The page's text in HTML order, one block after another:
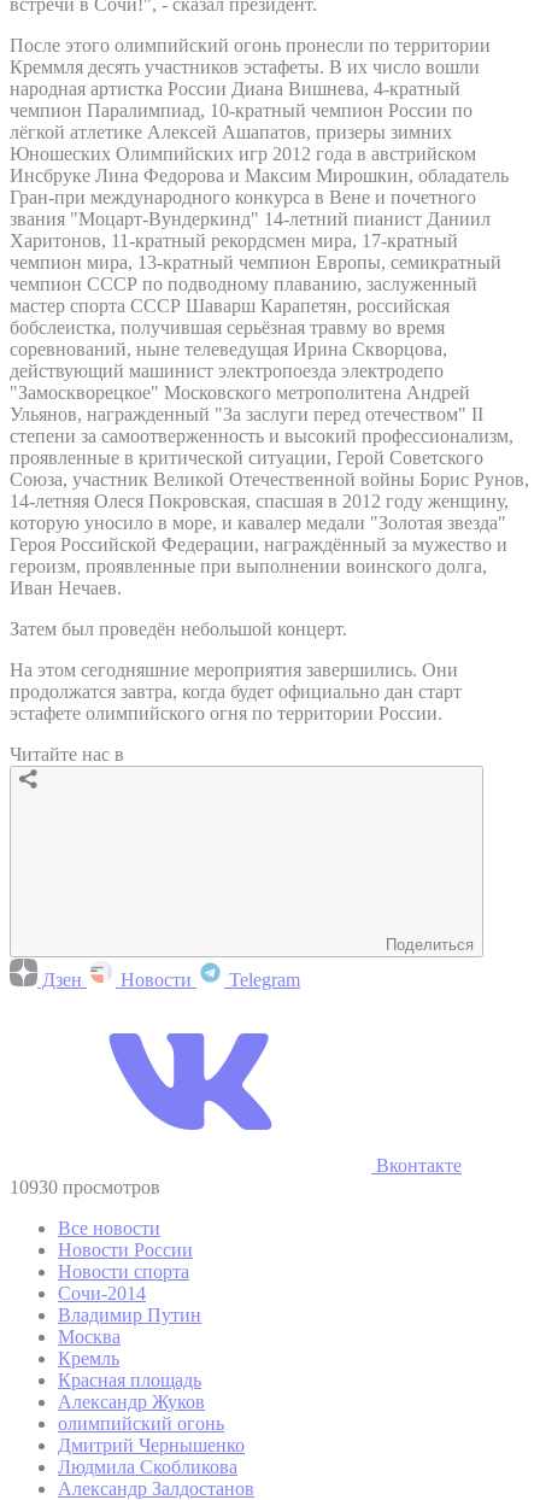
После этого олимпийский огонь пронесли по территории
Креммля десять участников эстафеты. В их число вошли
народная артистка России Диана Вишнева, 4-кратный
чемпион Паралимпиад, 10-кратный чемпион России по
лёгкой атлетике Алексей Ашапатов, призеры зимних
Юношеских Олимпийских игр 2012 года в австрийском
Инсбруке Лина Федорова и Максим Мирошкин, обладатель
Гран-при международного конкурса в Вене и почетного
звания "Моцарт-Вундеркинд" 14-летний пианист Даниил
Харитонов, 11-кратный рекордсмен мира, 17-кратный
чемпион мира, 13-кратный чемпион Европы, семикратный
чемпион СССР по подводному плаванию, заслуженный
мастер спорта СССР Шаварш Карапетян, российская
бобслеистка, получившая серьёзная травму во время
соревнований, ныне телеведущая Ирина Скворцова,
действующий машинист электропоезда электродепо
"Замоскворецкое" Московского метрополитена Андрей
Ульянов, награжденный "За заслуги перед отечеством" II
степени за самоотверженность и высокий профессионализм,
проявленные в критической ситуации, Герой Советского
Союза, участник Великой Отечественной войны Борис Рунов,
14-летняя Олеся Покровская, спасшая в 2012 году женщину,
которую уносило в море, и кавалер медали "Золотая звезда"
Героя Российской Федерации, награждённый за мужество и
героизм, проявленные при выполнении воинского долга,
Иван Нечаев.
Затем был проведён небольшой концерт.
На этом сегодняшние мероприятия завершились. Они
продолжатся завтра, когда будет официально дан старт
эстафете олимпийского огня по территории России.
Читайте нас в
Поделиться
Дзен Новости Telegram
Вконтакте
10930 просмотров
Все новости
Новости России
Новости спорта
Сочи-2014
Владимир Путин
Москва
Кремль
Красная площадь
Александр Жуков
олимпийский огонь
Дмитрий Чернышенко
Людмила Скобликова
Александр Залдостанов